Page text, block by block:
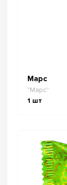
Марс
"Марс"
1 шт